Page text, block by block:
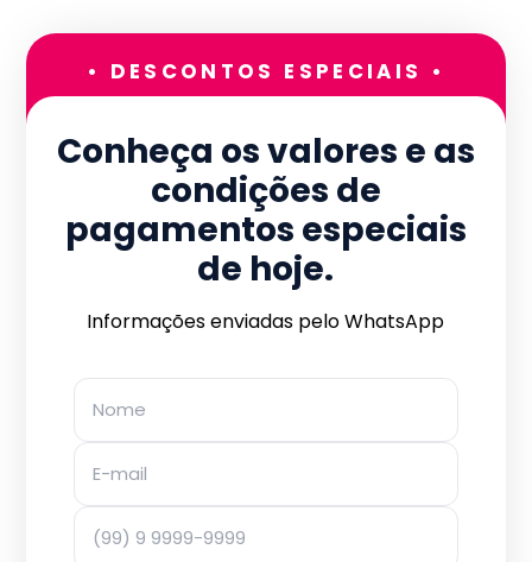
• DESCONTOS ESPECIAIS •
Conheça os valores e as
condições de
pagamentos especiais
de hoje.
Informações enviadas pelo WhatsApp